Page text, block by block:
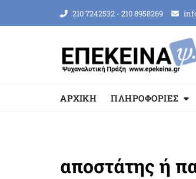
210 7242532 - 210 8958269
ΑΡΧΙΚΗ ΠΛΗΡΟΦΟΡΙΕΣ
αποστάτης ή